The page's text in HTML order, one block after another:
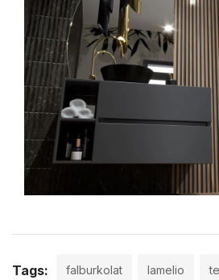
Tags: falburkolat lamelio